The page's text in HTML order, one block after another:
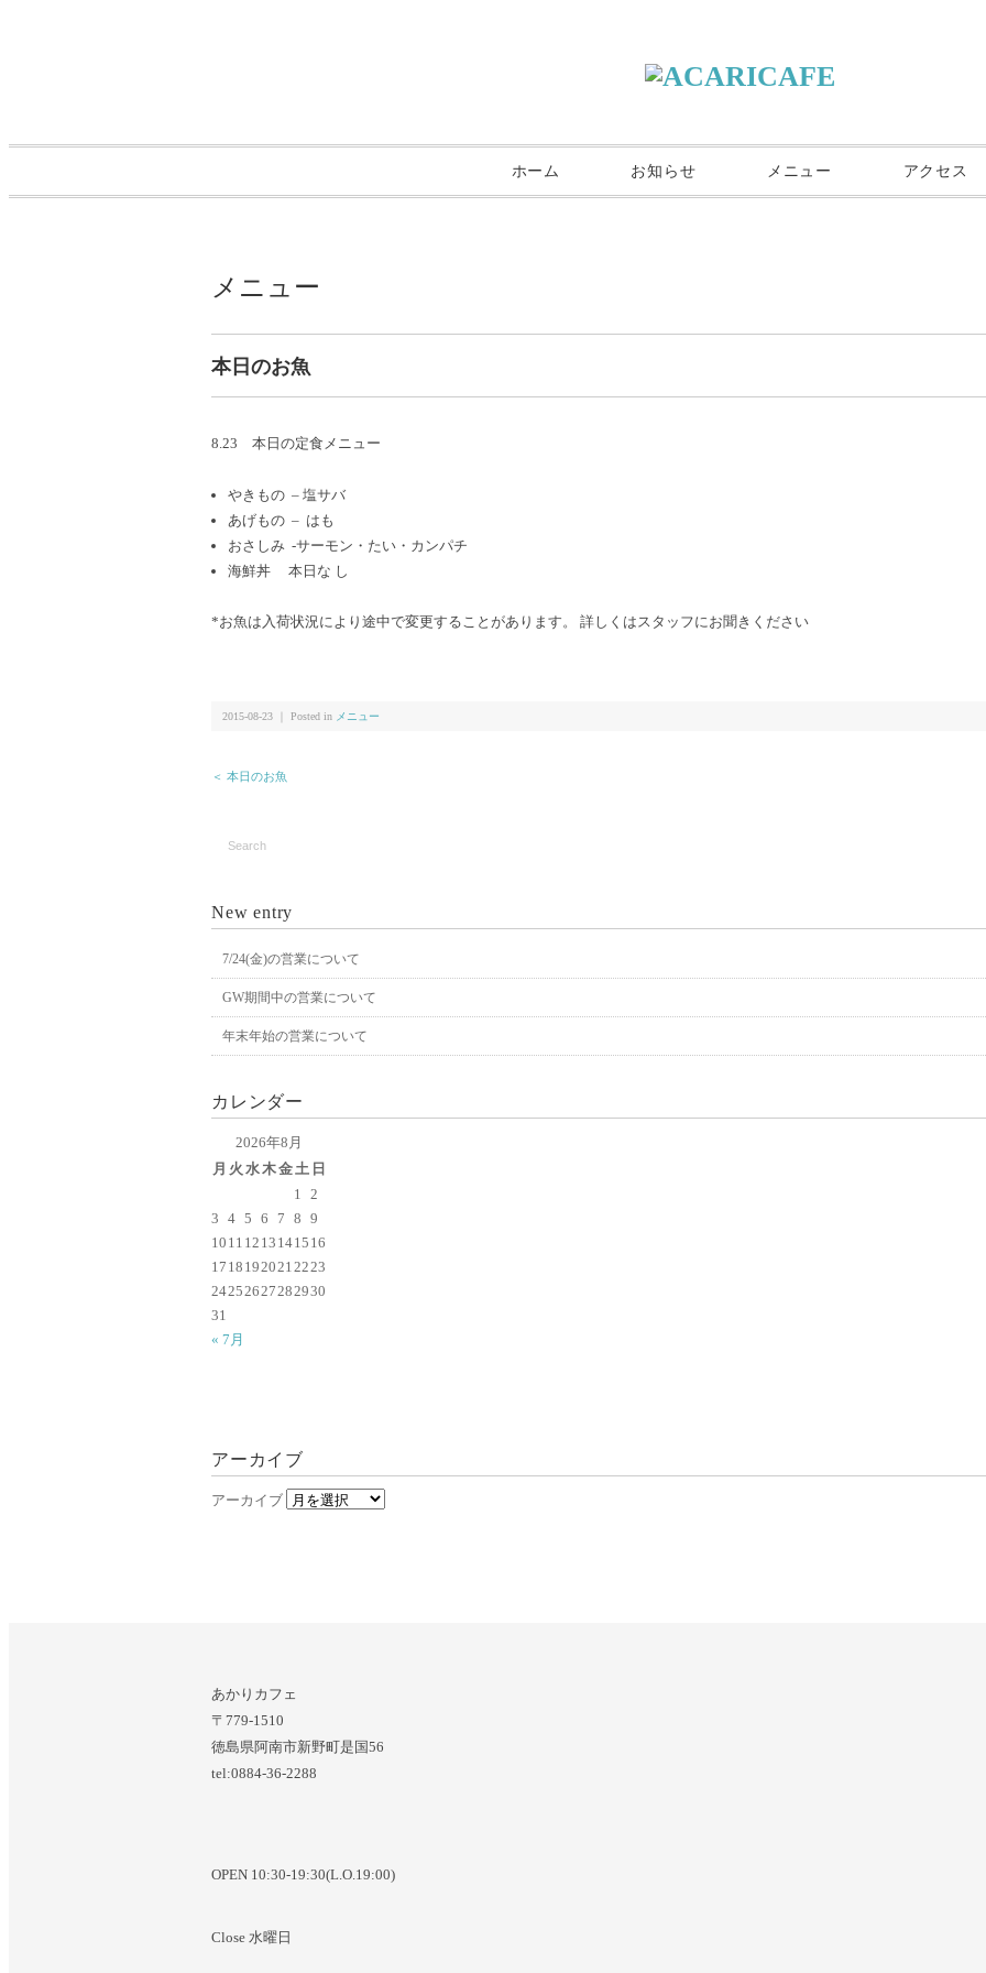
ホーム お知らせ メニュー アクセス
メニュー
本日のお魚
8.23 本日の定食メニュー
やきもの – 塩サバ
あげもの – はも
おさしみ -サーモン・たい・カンパチ
海鮮丼 本日な し
*お魚は入荷状況により途中で変更することがあります。 詳しくはスタッフにお聞きください
2015-08-23 ｜ Posted in メニュー
＜ 本日のお魚
New entry
7/24(金)の営業について
GW期間中の営業について
年末年始の営業について
カレンダー
2026年8月
月 火 水木金 土 日
« 7月
1
2
3 4 5 6 7 8 9
10 11 12 13 1415 16
17 18 19 20 21 22 23
2425 26 27 28 2930
31
アーカイブ
アーカイブ
あかりカフェ
〒779-1510
徳島県阿南市新野町是国56
tel:0884-36-2288
OPEN 10:30-19:30(L.O.19:00)
Close 水曜日